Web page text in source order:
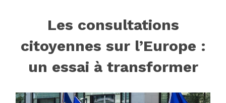
Les consultations
citoyennes sur l’Europe :
un essai à transformer